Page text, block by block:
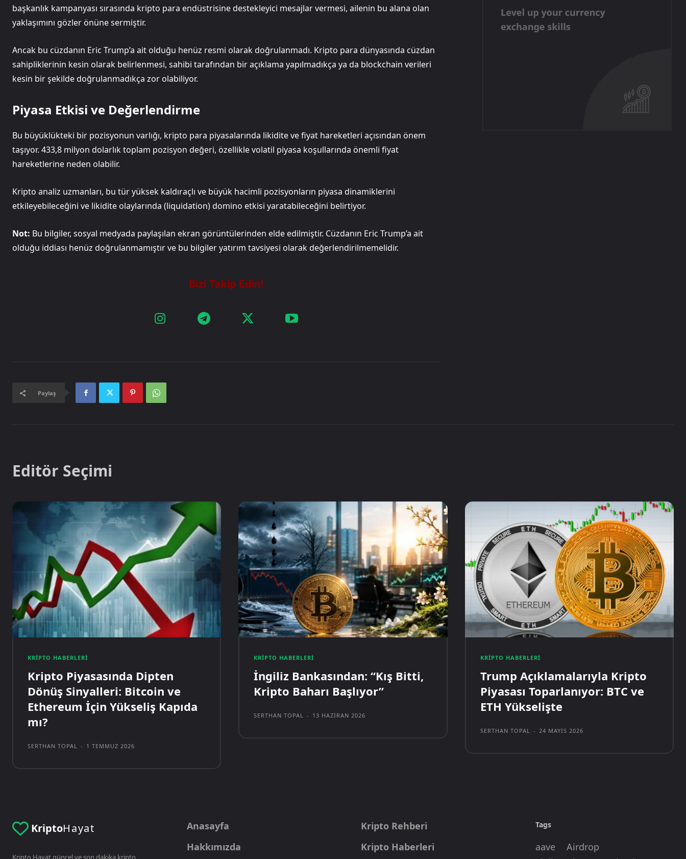
başkanlık kampanyası sırasında kripto para endüstrisine destekleyici mesajlar vermesi, ailenin bu alana olan
yaklaşımını gözler önüne sermiştir.
Ancak bu cüzdanın Eric Trump’a ait olduğu henüz resmi olarak doğrulanmadı. Kripto para dünyasında cüzdan
sahipliklerinin kesin olarak belirlenmesi, sahibi tarafından bir açıklama yapılmadıkça ya da blockchain verileri
kesin bir şekilde doğrulanmadıkça zor olabiliyor.
Piyasa Etkisi ve Değerlendirme
Bu büyüklükteki bir pozisyonun varlığı, kripto para piyasalarında likidite ve fiyat hareketleri açısından önem
taşıyor. 433,8 milyon dolarlık toplam pozisyon değeri, özellikle volatil piyasa koşullarında önemli fiyat
hareketlerine neden olabilir.
Kripto analiz uzmanları, bu tür yüksek kaldıraçlı ve büyük hacimli pozisyonların piyasa dinamiklerini
etkileyebileceğini ve likidite olaylarında (liquidation) domino etkisi yaratabileceğini belirtiyor.
Not: Bu bilgiler, sosyal medyada paylaşılan ekran görüntülerinden elde edilmiştir. Cüzdanın Eric Trump’a ait
olduğu iddiası henüz doğrulanmamıştır ve bu bilgiler yatırım tavsiyesi olarak değerlendirilmemelidir.​​​​​​​​​​​​​​​​
Paylaş
Editör Seçimi
KRIPTO HABERLERI
Kripto Piyasasında Dipten
Dönüş Sinyalleri: Bitcoin ve
Ethereum İçin Yükseliş Kapıda
mı?
SERTHAN TOPAL - 1 TEMMUZ 2026
KRIPTO HABERLERI
İngiliz Bankasından: “Kış Bitti,
Kripto Baharı Başlıyor”
SERTHAN TOPAL - 13 HAZIRAN 2026
KRIPTO HABERLERI
Trump Açıklamalarıyla Kripto
Piyasası Toparlanıyor: BTC ve
ETH Yükselişte
SERTHAN TOPAL - 24 MAYIS 2026
KriptoHayat
Kripto Hayat güncel ve son dakika kripto
Anasayfa
Hakkımızda
Kripto Rehberi
Kripto Haberleri
Tags
aave
Airdrop